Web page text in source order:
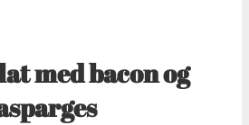
med bacon og